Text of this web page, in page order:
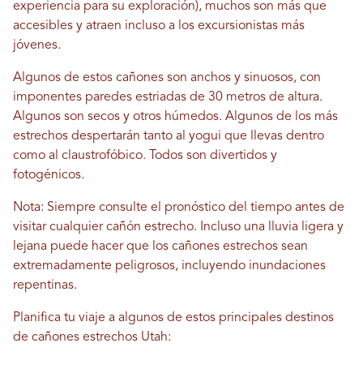
experiencia para su exploración), muchos son más que
accesibles y atraen incluso a los excursionistas más
jóvenes.
Algunos de estos cañones son anchos y sinuosos, con
imponentes paredes estriadas de 30 metros de altura.
Algunos son secos y otros húmedos. Algunos de los más
estrechos despertarán tanto al yogui que llevas dentro
como al claustrofóbico. Todos son divertidos y
fotogénicos.
Nota: Siempre consulte el pronóstico del tiempo antes de
visitar cualquier cañón estrecho. Incluso una lluvia ligera y
lejana puede hacer que los cañones estrechos sean
extremadamente peligrosos, incluyendo inundaciones
repentinas.
Planifica tu viaje a algunos de estos principales destinos
de cañones estrechos Utah: